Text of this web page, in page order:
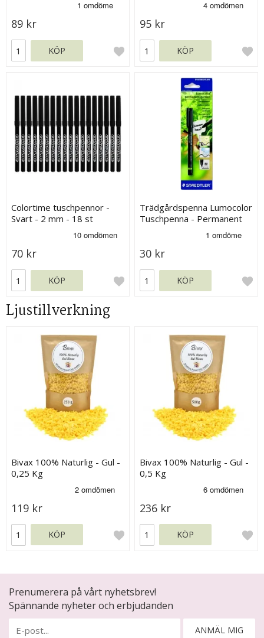
89 kr
KÖP
95 kr
KÖP
Colortime tuschpennor -
Svart - 2 mm - 18 st
70 kr
KÖP
Trädgårdspenna Lumocolor
Tuschpenna - Permanent
30 kr
KÖP
Ljustillverkning
Bivax 100% Naturlig - Gul -
0,25 Kg
119 kr
KÖP
Bivax 100% Naturlig - Gul -
0,5 Kg
236 kr
KÖP
Prenumerera på vårt nyhetsbrev!
Spännande nyheter och erbjudanden
ANMÄL MIG